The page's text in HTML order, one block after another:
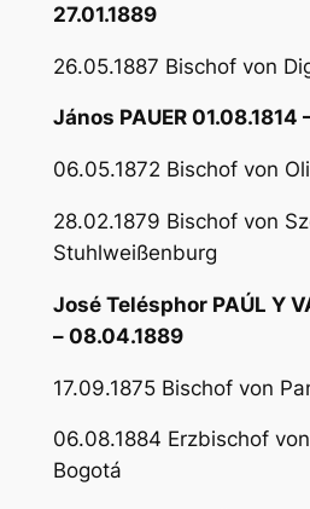
27.01.1889
26.05.1887 Bischof von
János PAUER 01.08.1814
06.05.1872 Bischof von
28.02.1879 Bischof von
Stuhlweißenburg
José Telésphor PAÚL Y
– 08.04.1889
17.09.1875 Bischof von
06.08.1884 Erzbischof
Bogotá